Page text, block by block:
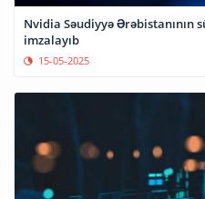
Nvidia Səudiyyə Ərəbistanının
imzalayıb
15-05-2025